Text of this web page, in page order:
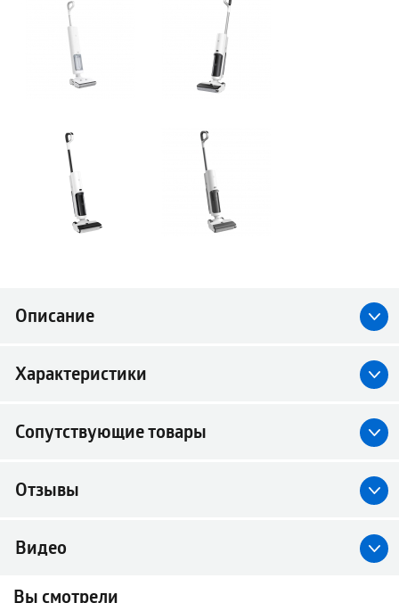
Описание
Характеристики
Сопутствующие товары
Отзывы
Видео
Вы смотрели